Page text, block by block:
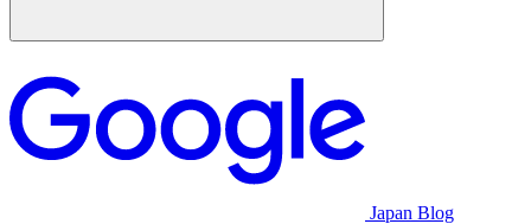
Japan Blog